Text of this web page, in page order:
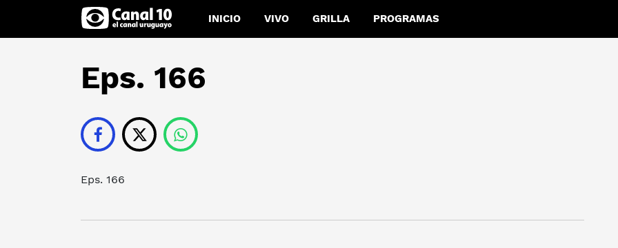
INICIO VIVO GRILLA PROGRAMAS
Eps. 166
Eps. 166